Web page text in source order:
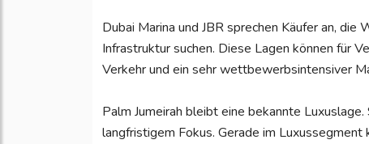
Dubai Marina und JBR sprechen Käufer an,
Infrastruktur suchen. Diese Lagen können für
Verkehr und ein sehr wettbewerbsintensiver
Palm Jumeirah bleibt eine bekannte
langfristigem Fokus. Gerade im